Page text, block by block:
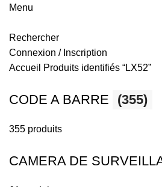
Menu
Rechercher
Connexion / Inscription
Accueil
Produits identifiés “LX52”
CODE A BARRE (355)
355 produits
CAMERA DE